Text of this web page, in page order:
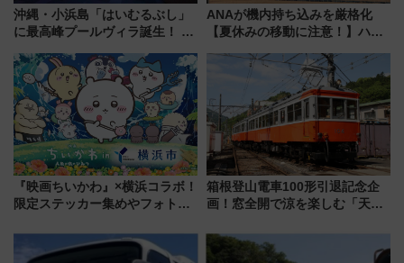
沖縄・小浜島「はいむるぶし」
に最高峰プールヴィラ誕生！ 石
美旅「何もしない贅沢」を体験
してみない？
ANAが機内持ち込みを厳格化
【夏休みの移動に注意！】ハン
「身の回り品」新サイズ制限
(40×30×20cm)おさらい
『映画ちいかわ』×横浜コラボ！
限定ステッカー集めやフォトス
いを満喫しよう（花火鑑賞会応
募は7/12まで！）
箱根登山電車100形引退記念企
画！窓全開で涼を楽しむ「天然
発売